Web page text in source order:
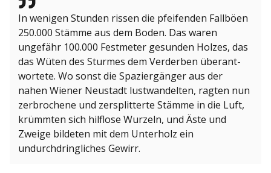
In wenigen Stunden rissen die pfeifenden Fallböen
250.000 Stämme aus dem Boden. Das waren
ungefähr 100.000 Festmeter gesunden Holzes, das
das Wüten des Sturmes dem Verderben überant­
wortete. Wo sonst die Spaziergänger aus der
nahen Wiener Neustadt lustwandelten, ragten nun
zerbrochene und zersplitterte Stämme in die Luft,
krümmten sich hilflose Wurzeln, und Äste und
Zweige bildeten mit dem Unterholz ein
undurchdringliches Gewirr.